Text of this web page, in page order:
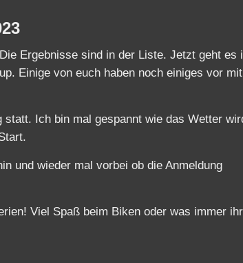
Ergebnisse sind in der Liste. Jetzt geht es
Einige von euch haben noch einiges vor
Ich bin mal gespannt wie das Wetter
und wieder mal vorbei ob die Anmeldung
Viel Spaß beim Biken oder was immer ihr